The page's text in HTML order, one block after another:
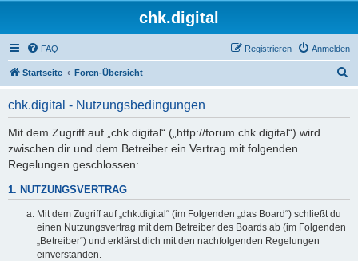
chk.digital
FAQ Anmelden
Registrieren
Startseite Foren-Übersicht
chk.digital - Nutzungsbedingungen
Mit dem Zugriff auf „chk.digital“ („http://forum.chk.digital“) wird
zwischen dir und dem Betreiber ein Vertrag mit folgenden
Regelungen geschlossen:
1. NUTZUNGSVERTRAG
Mit dem Zugriff auf „chk.digital“ (im Folgenden „das Board“) schließt du
einen Nutzungsvertrag mit dem Betreiber des Boards ab (im Folgenden
„Betreiber“) und erklärst dich mit den nachfolgenden Regelungen
einverstanden.